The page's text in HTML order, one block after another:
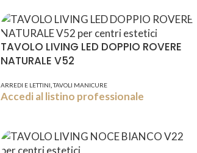
TAVOLO LIVING LED DOPPIO ROVERE
NATURALE V52
ARREDI E LETTINI TAVOLI MANICURE
Accedi al listino professionale